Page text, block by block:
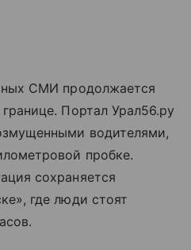
СМИ продолжается
Портал Урал56.ру
водителями,
пробке.
сохраняется
где люди стоят